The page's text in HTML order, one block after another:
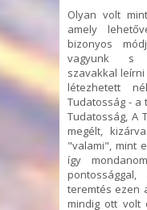
Olyan volt
amely
bizonyos
vagyunk s
szavakkal
létezhetett
Tudatosság - a
Tudatosság, A
megélt,
"valami", mint
így
teremtés ezen
mindig ott volt